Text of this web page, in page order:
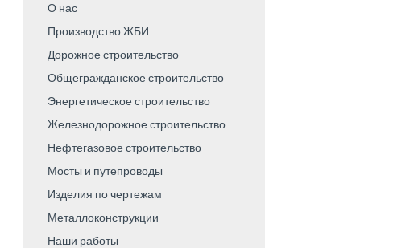
О нас
Производство ЖБИ
Дорожное строительство
Общегражданское строительство
Энергетическое строительство
Железнодорожное строительство
Нефтегазовое строительство
Мосты и путепроводы
Изделия по чертежам
Металлоконструкции
Наши работы